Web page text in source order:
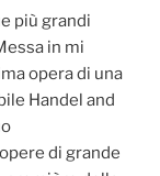
più grandi
in mi
opera di una
Handel and
di grande